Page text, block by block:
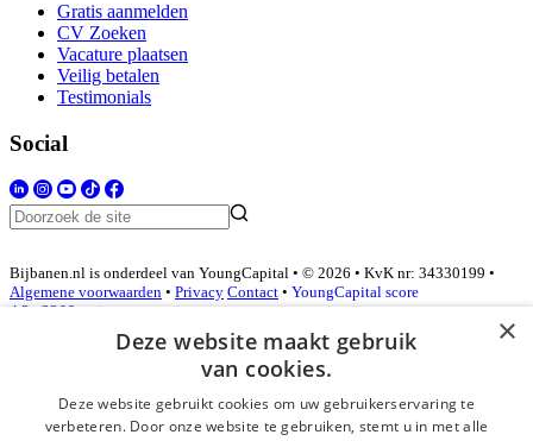
Gratis aanmelden
CV Zoeken
Vacature plaatsen
Veilig betalen
Testimonials
Social
Bijbanen.nl is onderdeel van YoungCapital • © 2026 • KvK nr: 34330199 •
Algemene voorwaarden • Privacy Contact • YoungCapital score
4.3 - 3366 reviews
Inloggen als bedrijf
×
Deze website maakt gebruik
van cookies.
Deze website gebruikt cookies om uw gebruikerservaring te
verbeteren. Door onze website te gebruiken, stemt u in met alle